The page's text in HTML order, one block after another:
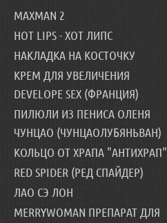
MAXMAN 2
HOT LIPS - ХОТ ЛИПС
НАКЛАДКА НА КОСТОЧКУ
КРЕМ ДЛЯ УВЕЛИЧЕНИЯ
DEVELOPE SEX (ФРАНЦИЯ)
ПИЛЮЛИ ИЗ ПЕНИСА ОЛЕНЯ
ЧУНЦАО (ЧУНЦАОЛУБЯНЬВАН)
КОЛЬЦО ОТ ХРАПА "АНТИХРАП"
RED SPIDER (РЕД СПАЙДЕР)
ЛАО СЭ ЛОН
MERRYWOMAN ПРЕПАРАТ ДЛЯ